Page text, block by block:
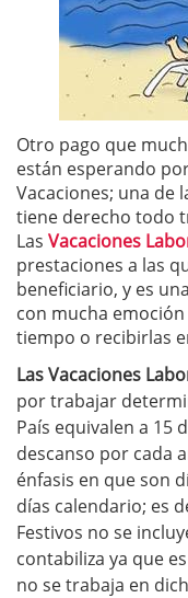
Otro pago que
están esperando
Vacaciones; una de
tiene derecho todo
Las Vacaciones
prestaciones a las
beneficiario, y es
con mucha
tiempo o recibirlas
Las Vacaciones
por trabajar
País equivalen a 15
descanso por cada
énfasis en que son
días calendario; es
Festivos no se
contabiliza ya que
no se trabaja en